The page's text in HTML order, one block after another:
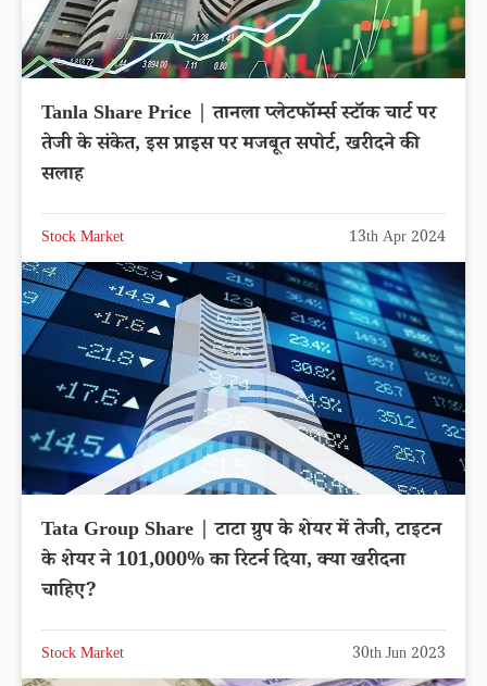
Tanla Share Price | तानला प्लेटफॉर्म्स स्टॉक चार्ट पर
तेजी के संकेत, इस प्राइस पर मजबूत सपोर्ट, खरीदने की
सलाह
Stock Market 13th Apr 2024
Tata Group Share | टाटा ग्रुप के शेयर में तेजी, टाइटन
के शेयर ने 101,000% का रिटर्न दिया, क्या खरीदना
चाहिए?
Stock Market 30th Jun 2023